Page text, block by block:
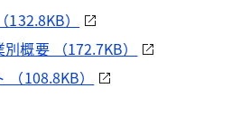
）
概要 （172.7KB）
108.8KB）